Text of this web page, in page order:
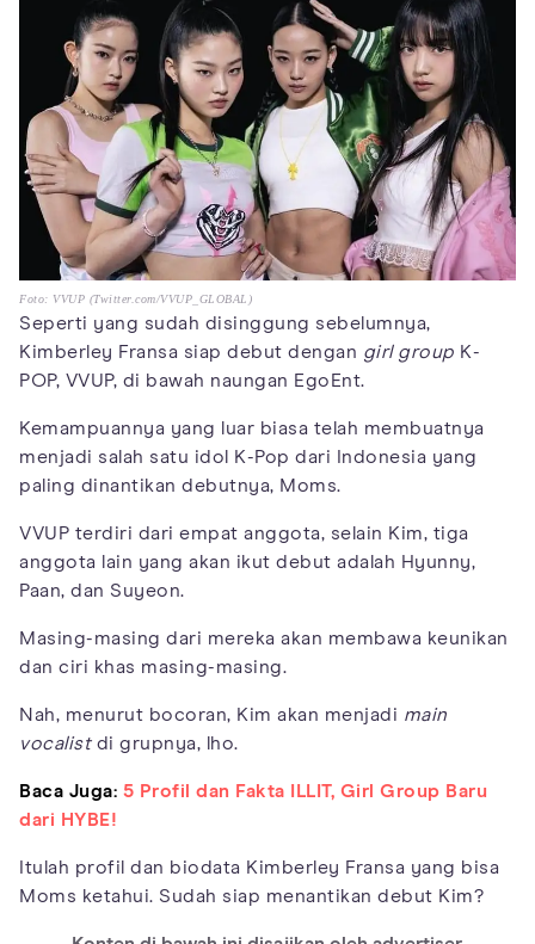
Foto: VVUP (Twitter.com/VVUP_GLOBAL)
Seperti yang sudah disinggung sebelumnya,
Kimberley Fransa siap debut dengan girl group K-
POP, VVUP, di bawah naungan EgoEnt.
Kemampuannya yang luar biasa telah membuatnya
menjadi salah satu idol K-Pop dari Indonesia yang
paling dinantikan debutnya, Moms.
VVUP terdiri dari empat anggota, selain Kim, tiga
anggota lain yang akan ikut debut adalah Hyunny,
Paan, dan Suyeon.
Masing-masing dari mereka akan membawa keunikan
dan ciri khas masing-masing.
Nah, menurut bocoran, Kim akan menjadi main
vocalistdi grupnya, lho.
Baca Juga: 5 Profil dan Fakta ILLIT, Girl Group Baru
dari HYBE!
Itulah profil dan biodata Kimberley Fransa yang bisa
Moms ketahui. Sudah siap menantikan debut Kim?